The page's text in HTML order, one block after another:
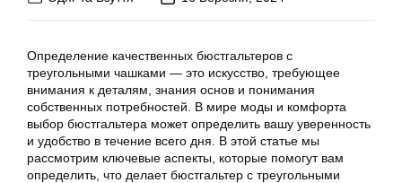
Определение качественных бюстгальтеров с
треугольными чашками — это искусство, требующее
внимания к деталям, знания основ и понимания
собственных потребностей. В мире моды и комфорта
выбор бюстгальтера может определить вашу уверенность
и удобство в течение всего дня. В этой статье мы
рассмотрим ключевые аспекты, которые помогут вам
определить, что делает бюстгальтер с треугольными